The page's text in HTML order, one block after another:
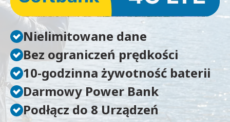
Nielimitowane dane
Bez ograniczeń prędkości
10-godzinna żywotność baterii
Darmowy Power Bank
Podłącz do 8 Urządzeń